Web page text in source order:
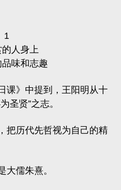
1
人身上
味和志趣
课》中提到，王阳明从十
圣贤”之志。
把历代先哲视为自己的精
大儒朱熹。